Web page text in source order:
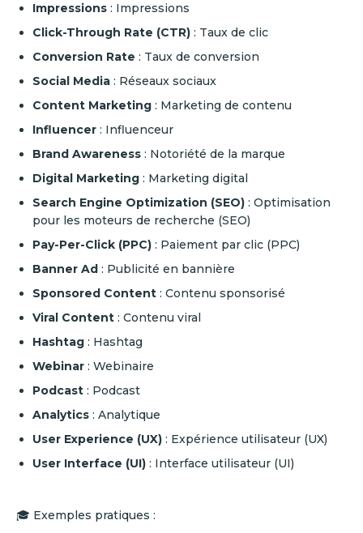
Impressions : Impressions
Click-Through Rate (CTR) : Taux de clic
Conversion Rate : Taux de conversion
Social Media : Réseaux sociaux
Content Marketing : Marketing de contenu
Influencer : Influenceur
Brand Awareness : Notoriété de la marque
Digital Marketing : Marketing digital
Search Engine Optimization (SEO) : Optimisation
pour les moteurs de recherche (SEO)
Pay-Per-Click (PPC) : Paiement par clic (PPC)
Banner Ad : Publicité en bannière
Sponsored Content : Contenu sponsorisé
Viral Content : Contenu viral
Hashtag : Hashtag
Webinar : Webinaire
Podcast : Podcast
Analytics : Analytique
User Experience (UX) : Expérience utilisateur (UX)
User Interface (UI) : Interface utilisateur (UI)
🎓 Exemples pratiques :